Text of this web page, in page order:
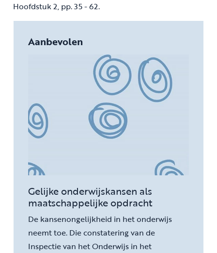
Hoofdstuk 2, pp. 35 - 62.
Aanbevolen
Gelijke onderwijskansen als
maatschappelijke opdracht
De kansenongelijkheid in het onderwijs
neemt toe. Die constatering van de
Inspectie van het Onderwijs in het